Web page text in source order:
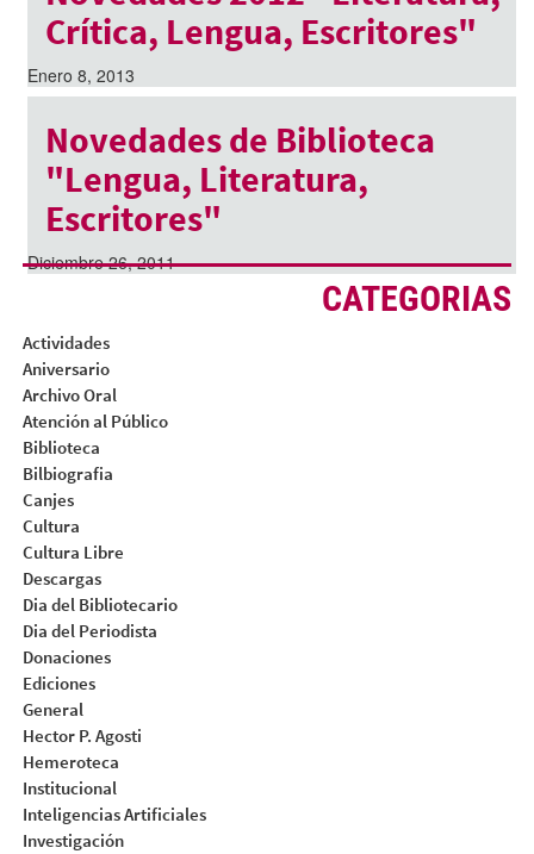
Crítica, Lengua, Escritores"
Enero 8, 2013
Novedades de Biblioteca
"Lengua, Literatura,
Escritores"
Diciembre 26, 2011
CATEGORIAS
Actividades
Aniversario
Archivo Oral
Atención al Público
Biblioteca
Bilbiografia
Canjes
Cultura
Cultura Libre
Descargas
Dia del Bibliotecario
Dia del Periodista
Donaciones
Ediciones
General
Hector P. Agosti
Hemeroteca
Institucional
Inteligencias Artificiales
Investigación